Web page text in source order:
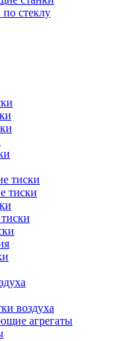
стеклу
тиски
тиски
воздуха
агрегаты